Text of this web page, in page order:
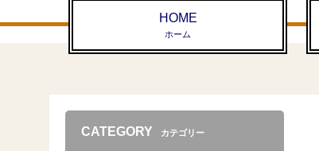
HOME
ホーム
CATEGORY カテゴリー